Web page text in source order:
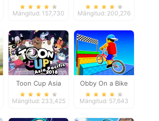
Baahmy Golf
Mängitud: 157,730 Mängitud: 200,276
Toon Cup Asia
Pacific 2018
Mängitud: 233,425
Obby On a Bike
Mängitud: 57,643